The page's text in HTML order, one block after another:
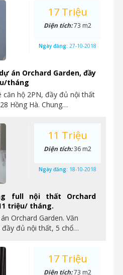
án Orchard Garden, đầy
tháng
căn hộ 2PN, đầy đủ nội thất
Hồng Hà. Chung…
17 Triệu
Diện tích:73 m2
Ngày đăng: 27-10-2018
full nội thất Orchard
triệu/ tháng.
Orchard Garden. Văn
đủ nội thất, 5 chổ…
11 Triệu
Diện tích:36 m2
Ngày đăng: 18-10-2018
17 Triệu
Diện tích:73 m2